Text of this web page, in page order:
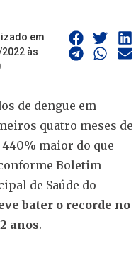
em
às
de dengue em
quatro meses de
maior do que
Boletim
de Saúde do
bater o recorde no
anos.